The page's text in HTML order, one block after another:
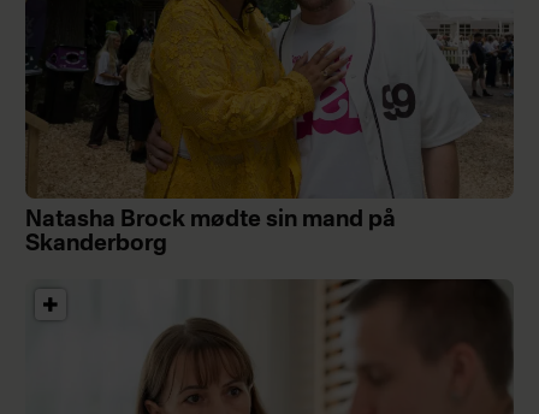
Natasha Brock mødte sin mand på
Skanderborg